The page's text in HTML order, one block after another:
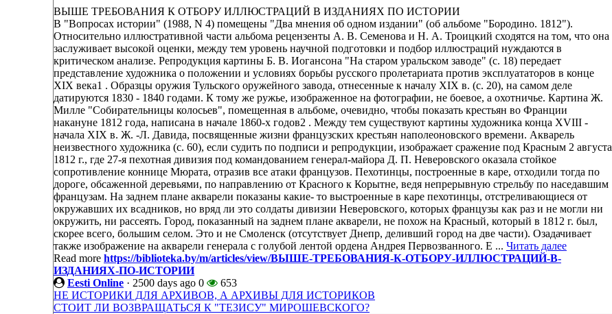
ВЫШЕ ТРЕБОВАНИЯ К ОТБОРУ ИЛЛЮСТРАЦИЙ В ИЗДАНИЯХ ПО ИСТОРИИ
В "Вопросах истории" (1988, N 4) помещены "Два мнения об одном издании" (об альбоме "Бородино. 1812").
Относительно иллюстративной части альбома рецензенты А. В. Семенова и Н. А. Троицкий сходятся на том, что она
заслуживает высокой оценки, между тем уровень научной подготовки и подбор иллюстраций нуждаются в
критическом анализе. Репродукция картины Б. В. Иогансона "На старом уральском заводе" (с. 18) передает
представление художника о положении и условиях борьбы русского пролетариата против эксплуататоров в конце
XIX века1 . Образцы оружия Тульского оружейного завода, отнесенные к началу XIX в. (с. 20), на самом деле
датируются 1830 - 1840 годами. К тому же ружье, изображенное на фотографии, не боевое, а охотничье. Картина Ж.
Милле "Собирательницы колосьев", помещенная в альбоме, очевидно, чтобы показать крестьян во Франции
накануне 1812 года, написана в начале 1860-х годов2 . Между тем существуют картины художника конца XVIII -
начала XIX в. Ж. -Л. Давида, посвященные жизни французских крестьян наполеоновского времени. Акварель
неизвестного художника (с. 60), если судить по подписи и репродукции, изображает сражение под Красным 2 августа
1812 г., где 27-я пехотная дивизия под командованием генерал-майора Д. П. Неверовского оказала стойкое
сопротивление коннице Мюрата, отразив все атаки французов. Пехотинцы, построенные в каре, отходили тогда по
дороге, обсаженной деревьями, по направлению от Красного к Корытне, ведя непрерывную стрельбу по наседавшим
французам. На заднем плане акварели показаны какие- то выстроенные в каре пехотинцы, отстреливающиеся от
окружавших их всадников, но вряд ли это солдаты дивизии Неверовского, которых французы как раз и не могли ни
окружить, ни рассеять. Город, показанный на заднем плане акварели, не похож на Красный, который в 1812 г. был,
скорее всего, большим селом. Это и не Смоленск (отсутствует Днепр, деливший город на две части). Озадачивает
также изображение на акварели генерала с голубой лентой ордена Андрея Первозванного. Е ... Читать далее
Read more https://biblioteka.by/m/articles/view/ВЫШЕ-ТРЕБОВАНИЯ-К-ОТБОРУ-ИЛЛЮСТРАЦИЙ-В-
ИЗДАНИЯХ-ПО-ИСТОРИИ
Eesti Online · 2500 days ago 0
653
НЕ ИСТОРИКИ ДЛЯ АРХИВОВ, А АРХИВЫ ДЛЯ ИСТОРИКОВ
СТОИТ ЛИ ВОЗВРАЩАТЬСЯ К "ТЕЗИСУ" МИРОШЕВСКОГО?